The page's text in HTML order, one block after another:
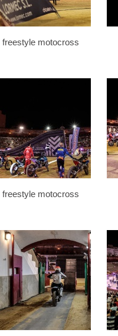
freestyle motocross
freestyle motocross